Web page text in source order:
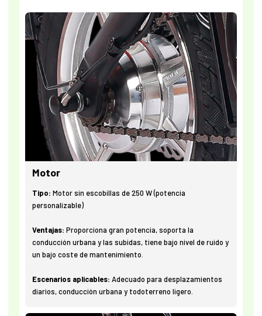
Motor
Tipo:Motor sin escobillas de 250 W (potencia
personalizable)
Ventajas: Proporciona gran potencia, soporta la
conducción urbana y las subidas, tiene bajo nivel de ruido y
un bajo coste de mantenimiento.
Escenarios aplicables:Adecuado para desplazamientos
diarios, conducción urbana y todoterreno ligero.